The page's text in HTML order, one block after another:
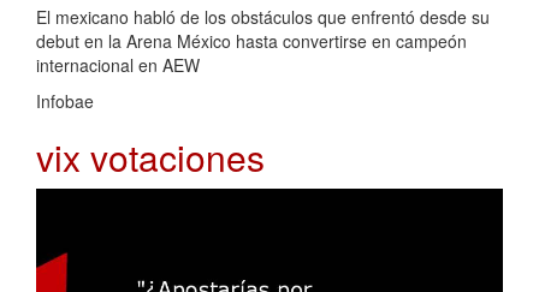
El mexicano habló de los obstáculos que enfrentó desde su
debut en la Arena México hasta convertirse en campeón
internacional en AEW
Infobae
vix votaciones